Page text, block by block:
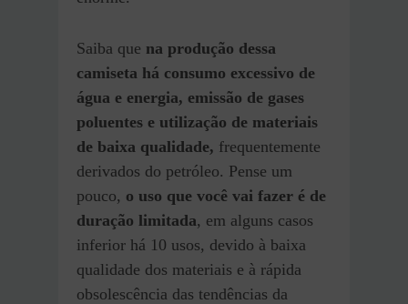
Saiba que na produção dessa
camiseta há consumo excessivo de
água e energia, emissão de gases
poluentes e utilização de materiais
de baixa qualidade, frequentemente
derivados do petróleo. Pense um
pouco, o uso que você vai fazer é de
duração limitada, em alguns casos
inferior há 10 usos, devido à baixa
qualidade dos materiais e à rápida
obsolescência das tendências da